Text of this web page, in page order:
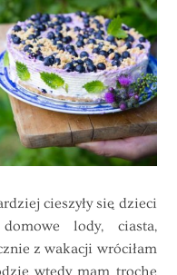
cieszyły się dzieci
domowe lody, ciasta,
z wakacji wróciłam
wtedy mam trochę